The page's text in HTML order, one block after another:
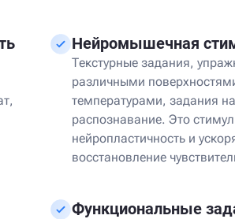
Нейромышечная
Текстурные задания,
различными
температурами, задания на
распознавание. Это
нейропластичность и
восстановление
Функциональные